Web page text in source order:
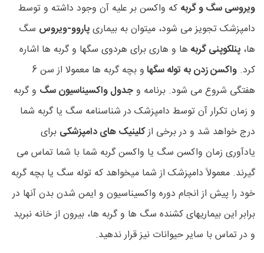
ویروسی سگ و گربه که واکسن بر علیه آن وجود داشته و توسط
دامپزشک تجویز می شود، میتوان به بیماریپاروو-ویروس سگ
ها، پنلکوپنی گربه ها و هاری برای هردوی سگها و گربه ها اشاره
کرد. واکسن زدن به توله سگها
و بچه گربه ها معمولا از سن 6
هفتگی شروع می شود. برنامه وجدول واکسیناسیون سگ و گربه
و زمان تکرار آن توسط دامپزشک در شناسنامه سگ یا گربه شما
درج خواهد شد و در برخی ازکلینیک های دامپزشکی برای
یادآوری زمان واکسن سگ یا واکسن گربه شما با شما تماس می
گیرند. معمولاً دامپزشک از شما میخواهد که توله سگ یا بچه گربه
خود را پیش از انجام دوره واکسیناسیون و ایمن شدن بدن آنها در
برابر این بیماریهای کشنده سگ ها و گربه ها، بیرون از خانه نبرید
و در تماس با سایر حیوانات نیز قرار ندهید.